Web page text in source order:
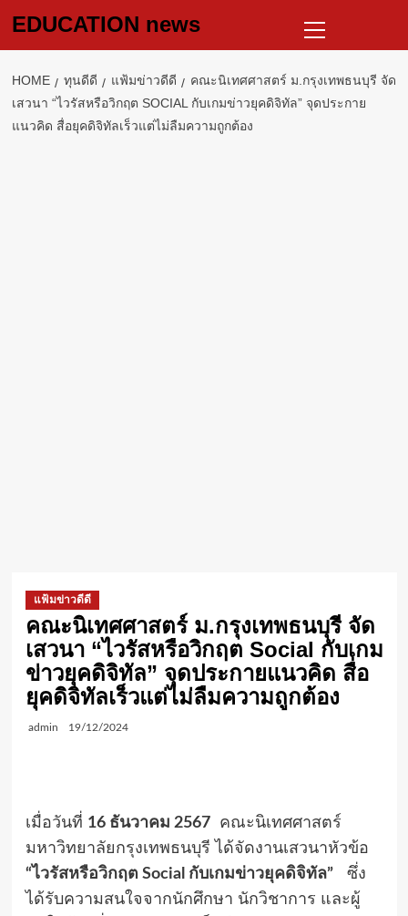
EDUCATION news
Menu
HOME ทุนดีดี แฟ้มข่าวดีดี
คณะนิเทศศาสตร์ ม.กรุงเทพธนบุรี จัด
เสวนา “ไวรัสหรือวิกฤต SOCIAL กับเกมข่าวยุคดิจิทัล” จุดประกาย
แนวคิด สื่อยุคดิจิทัลเร็วแต่ไม่ลืมความถูกต้อง
แฟ้มข่าวดีดี
คณะนิเทศศาสตร์ ม.กรุงเทพธนบุรี จัด
เสวนา “ไวรัสหรือวิกฤต Social กับเกม
ข่าวยุคดิจิทัล” จุดประกายแนวคิด สื่อ
ยุคดิจิทัลเร็วแต่ไม่ลืมความถูกต้อง
admin 19/12/2024
เมื่อวันที่ 16 ธันวาคม 2567คณะนิเทศศาสตร์
มหาวิทยาลัยกรุงเทพธนบุรี ได้จัดงานเสวนาหัวข้อ
“ ไวรัสหรือวิกฤต Social กับเกมข่าวยุคดิจิทัล”ซึ่ง
ได้รับความสนใจจากนักศึกษา นักวิชาการ และผู้